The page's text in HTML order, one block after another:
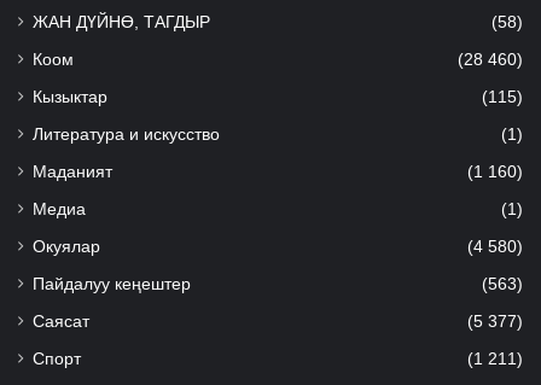
ЖАН ДҮЙНӨ, ТАГДЫР (58)
Коом (28 460)
Кызыктар (115)
Литература и искусство (1)
Маданият (1 160)
Медиа (1)
Окуялар (4 580)
Пайдалуу кеңештер (563)
Саясат (5 377)
Спорт (1 211)